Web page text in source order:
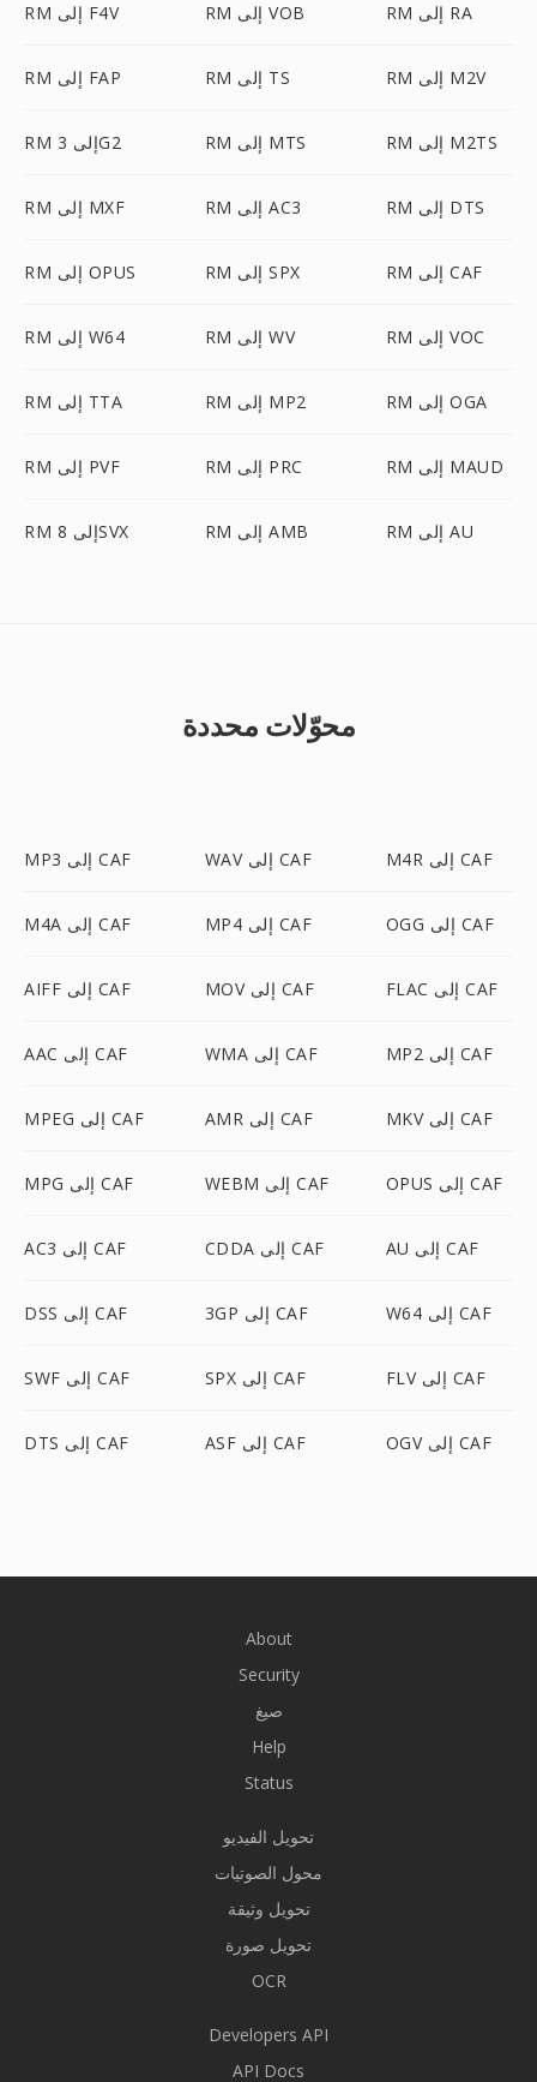
RM إلى F4V RM إلى VOB RM إلى RA
RM إلى FAP RM إلى TS RM إلى M2V
RM إلى 3G2 RM إلى MTS RM إلى M2TS
RM إلى MXF RM إلى AC3 RM إلى DTS
RM إلى OPUS RM إلى SPX RM إلى CAF
RM إلى W64 RM إلى WV RM إلى VOC
RM إلى TTA RM إلى MP2 RM إلى OGA
RM إلى PVF RM إلى PRC RM إلى MAUD
RM إلى 8SVX RM إلى AMB RM إلى AU
محوّلات محددة
MP3 إلى CAF WAV إلى CAF M4R إلى CAF
M4A إلى CAF MP4 إلى CAF OGG إلى CAF
AIFF إلى CAF MOV إلى CAF FLAC إلى CAF
AAC إلى CAF WMA إلى CAF MP2 إلى CAF
MPEG إلى CAF AMR إلى CAF MKV إلى CAF
MPG إلى CAF WEBM إلى CAF OPUS إلى CAF
AC3 إلى CAF CDDA إلى CAF AU إلى CAF
DSS إلى CAF 3GP إلى CAF W64 إلى CAF
SWF إلى CAF SPX إلى CAF FLV إلى CAF
DTS إلى CAF ASF إلى CAF OGV إلى CAF
About
Security
صيغ
Help
Status
تحويل الفيديو
محول الصوتيات
تحويل وثيقة
تحويل صورة
OCR
Developers API
API Docs